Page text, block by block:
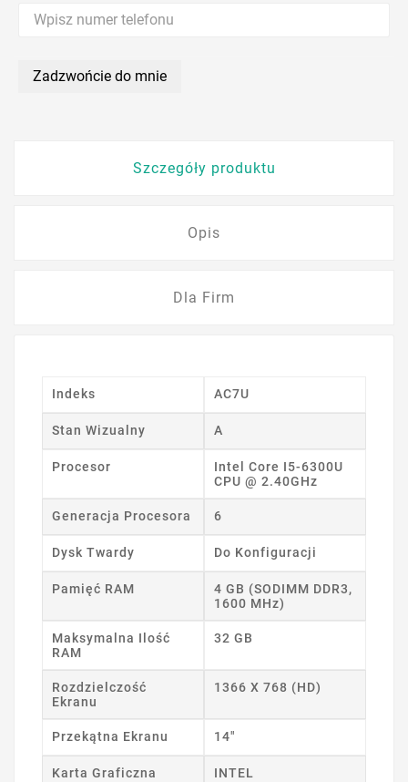
Zadzwońcie do mnie
Szczegóły produktu
Opis
Dla Firm
Indeks AC7U
Stan Wizualny A
Procesor
Intel Core I5-6300U
CPU @ 2.40GHz
Generacja Procesora 6
Dysk Twardy Do Konfiguracji
Pamięć RAM
4 GB (SODIMM DDR3,
1600 MHz)
Maksymalna Ilość
RAM
32 GB
Rozdzielczość
Ekranu
1366 X 768 (HD)
Przekątna Ekranu 14"
Karta Graficzna INTEL